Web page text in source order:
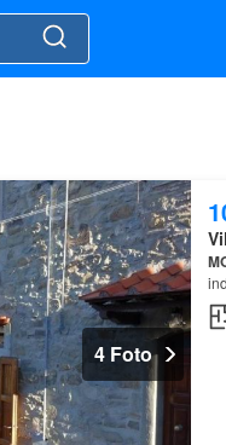
4 Foto